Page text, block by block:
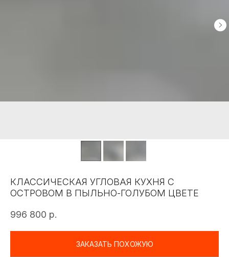
КЛАССИЧЕСКАЯ УГЛОВАЯ КУХНЯ С
ОСТРОВОМ В ПЫЛЬНО-ГОЛУБОМ ЦВЕТЕ
996 800 р.
ЗАКАЗАТЬ ПОХОЖУЮ